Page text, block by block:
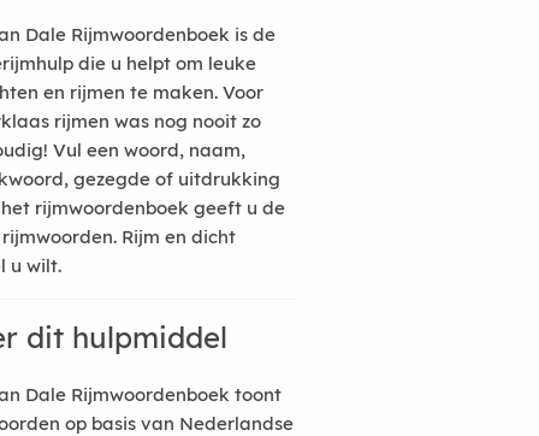
Dale Rijmwoordenboek is de
die u helpt om leuke
en rijmen te maken. Voor
rijmen was nog nooit zo
Vul een woord, naam,
gezegde of uitdrukking
rijmwoordenboek geeft u de
Rijm en dicht
u wilt.
dit hulpmiddel
Dale Rijmwoordenboek toont
op basis van Nederlandse